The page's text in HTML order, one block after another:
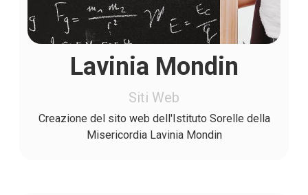
Lavinia Mondin
Siti Web
Creazione del sito web dell'Istituto Sorelle della
Misericordia Lavinia Mondin